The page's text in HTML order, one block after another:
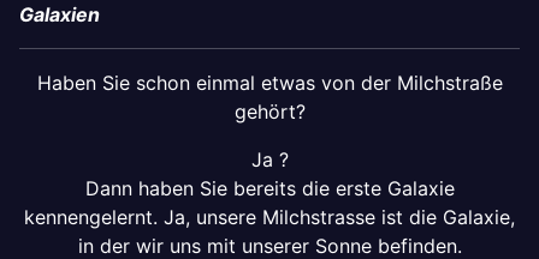
Galaxien
Haben Sie schon einmal etwas von der Milchstraße
gehört?
Ja ?
Dann haben Sie bereits die erste Galaxie
kennengelernt. Ja, unsere Milchstrasse ist die Galaxie,
in der wir uns mit unserer Sonne befinden.